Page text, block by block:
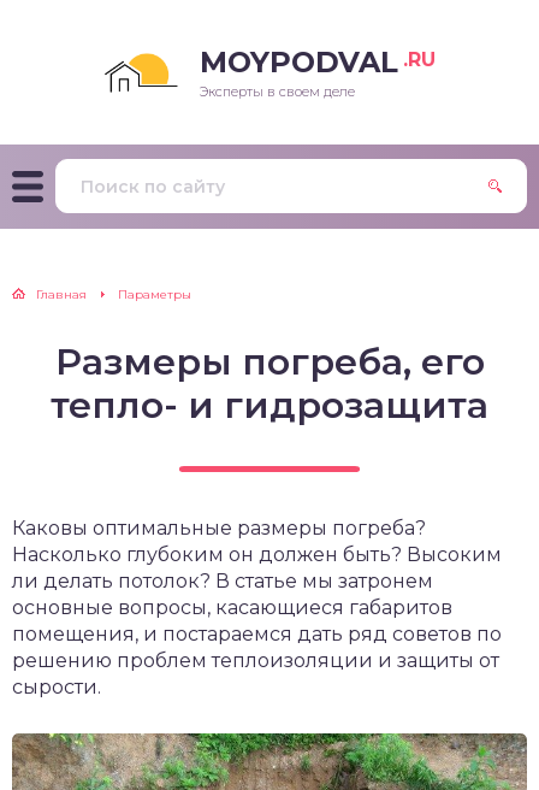
MOYPODVAL .RU
Эксперты в своем деле
Главная Параметры
Размеры погреба, его
тепло- и гидрозащита
Каковы оптимальные размеры погреба?
Насколько глубоким он должен быть? Высоким
ли делать потолок? В статье мы затронем
основные вопросы, касающиеся габаритов
помещения, и постараемся дать ряд советов по
решению проблем теплоизоляции и защиты от
сырости.